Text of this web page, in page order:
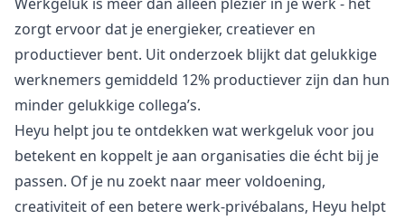
zorgt ervoor dat je energieker, creatiever en
productiever bent. Uit onderzoek blijkt dat gelukkige
werknemers gemiddeld 12% productiever zijn dan hun
minder gelukkige collega’s.
Heyu helpt jou te ontdekken wat werkgeluk voor jou
betekent en koppelt je aan organisaties die écht bij je
passen. Of je nu zoekt naar meer voldoening,
creativiteit of een betere werk-privébalans, Heyu helpt